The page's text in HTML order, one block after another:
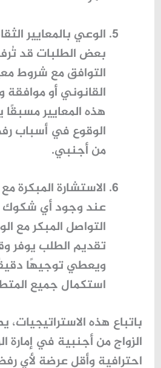
الوعي بالمعايير
بعض الطلبات قد
التوافق مع شروط
القانوني أو موافقة
هذه المعايير
الوقوع في أسباب
من أجنبي.
الاستشارة المبكرة
عند وجود أي شكوك
التواصل المبكر مع
تقديم الطلب يوفر
ويعطي توجيهًا
استكمال جميع
باتباع هذه
الزواج من أجنبية في إمارة
احترافية وأقل عرضة لأي